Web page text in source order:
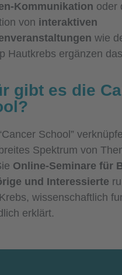
Kommunikation oder
von interaktiven
wie
Hautkrebs ergänzen
gibt es die
School”
Spektrum von
Online-Seminare für
und Interessierte
wissenschaftlich
erklärt.